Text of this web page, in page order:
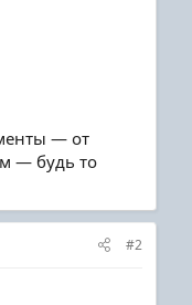
— от
— будь то
#2